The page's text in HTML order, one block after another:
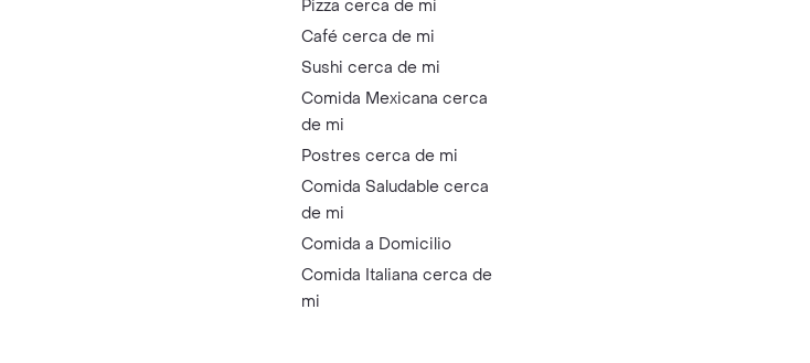
Pizza cerca de mi
Café cerca de mi
Sushi cerca de mi
Comida Mexicana cerca
de mi
Postres cerca de mi
Comida Saludable cerca
de mi
Comida a Domicilio
Comida Italiana cerca de
mi